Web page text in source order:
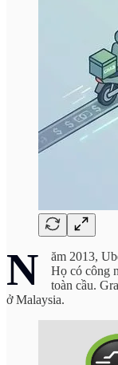
N
ăm 2013,
Họ có công
toàn cầu.
ở Malaysia.